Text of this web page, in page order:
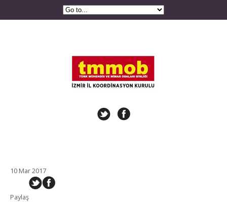
10 Mar 2017
Paylaş